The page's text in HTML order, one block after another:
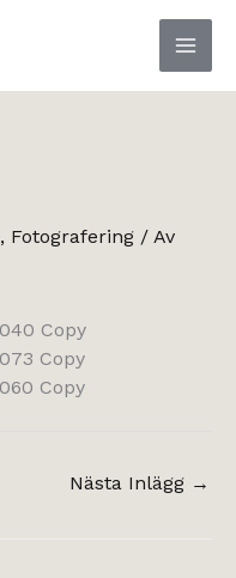
, Fotografering / Av
Nästa Inlägg →